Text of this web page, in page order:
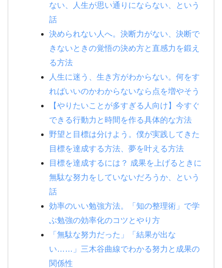
ない、人生が思い通りにならない、という
話
決められない人へ。決断力がない、決断で
きないときの覚悟の決め方と直感力を鍛え
る方法
人生に迷う、生き方がわからない。何をす
ればいいのかわからないなら点を増やそう
【やりたいことが多すぎる人向け】今すぐ
できる行動力と時間を作る具体的な方法
野望と目標は分けよう。僕が実践してきた
目標を達成する方法、夢を叶える方法
目標を達成するには？ 成果を上げるときに
無駄な努力をしていないだろうか、という
話
効率のいい勉強方法。「知の整理術」で学
ぶ勉強の効率化のコツとやり方
「無駄な努力だった」「結果が出な
い……」三木谷曲線でわかる努力と成果の
関係性